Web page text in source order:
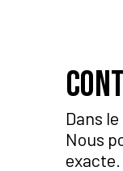
Dans
Nous
exacte.